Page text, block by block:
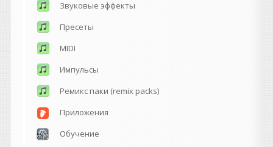
Звуковые эффекты
Пресеты
MIDI
Импульсы
Ремикс паки (remix packs)
Приложения
Обучение